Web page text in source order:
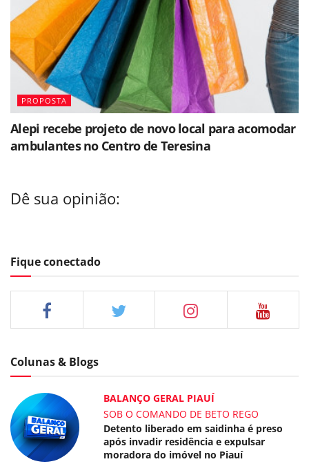
PROPOSTA
Alepi recebe projeto de novo local para acomodar
ambulantes no Centro de Teresina
Dê sua opinião:
Fique conectado
Colunas & Blogs
BALANÇO GERAL PIAUÍ
SOB O COMANDO DE BETO REGO
Detento liberado em saidinha é preso
após invadir residência e expulsar
moradora do imóvel no Piauí